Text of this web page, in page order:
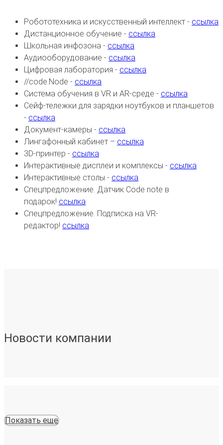
Робототехника и искусственный интеллект - ссылка
Дистанционное обучение - ссылка
Школьная инфозона - ссылка
Аудиооборудование - ссылка
Цифровая лаборатория - ссылка
//code.Node - ссылка
Система обучения в VR и AR-среде - ссылка
Сейф-тележки для зарядки ноутбуков и планшетов
- ссылка
Документ-камеры - ссылка
Лингафонный кабинет – ссылка
3D-принтер - ссылка
Интерактивные дисплеи и комплексы - ссылка
Интерактивные столы - ссылка
Спецпредложение. Датчик Code note в
подарок! ссылка
Спецпредложение. Подписка на VR-
редактор! ссылка
Новости компании
Показать еще